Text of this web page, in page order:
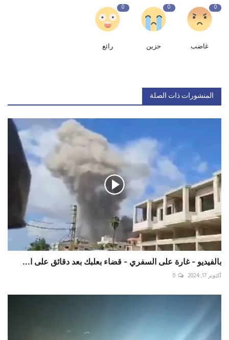
0
غاضب
0
حزين
0
رائع
المنشورات ذات الصلة
بالفيديو - غارة على السفري - قضاء بعلبك بعد دقائق على ا...
أكتوبر 17, 2024 0